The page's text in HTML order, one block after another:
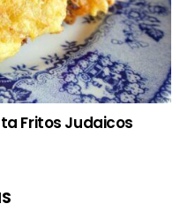
Fritos Judaicos